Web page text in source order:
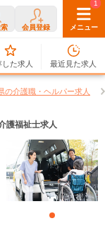
会員登録 メニュー
0
した求人
1
最近見た求人
の介護職・ヘルパー求人
護福祉士求人